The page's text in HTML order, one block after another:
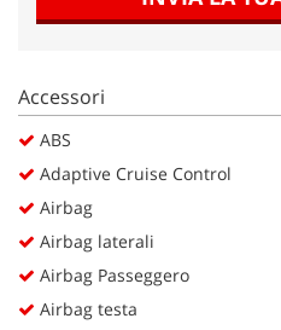
Accessori
ABS
Adaptive Cruise Control
Airbag
Airbag laterali
Airbag Passeggero
Airbag testa